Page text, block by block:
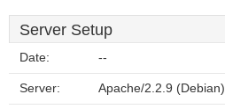
Server Setup
Date: --
Server: Apache/2.2.9 (Debian)